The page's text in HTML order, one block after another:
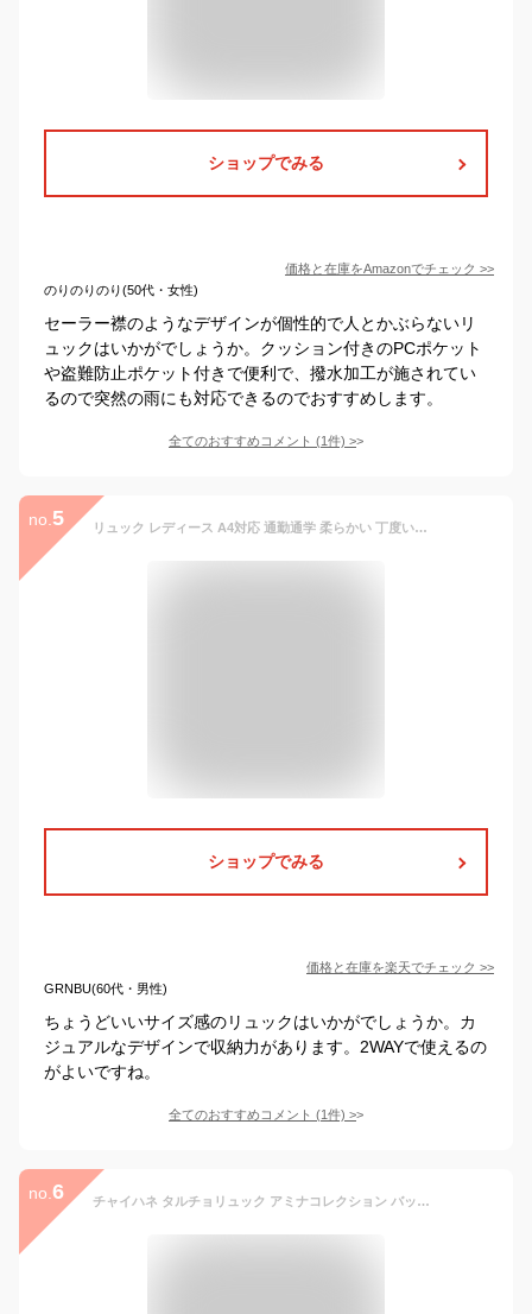
ショップでみる
価格と在庫をAmazonでチェック >>
のりのりのり(50代・女性)
セーラー襟のようなデザインが個性的で人とかぶらないリ
ュックはいかがでしょうか。クッション付きのPCポケット
や盗難防止ポケット付きで便利で、撥水加工が施されてい
るので突然の雨にも対応できるのでおすすめします。
全てのおすすめコメント (1件) >
no. 5 リュック レディース A4対応 通勤通学 柔らかい 丁度いいサイズ感 カジュアルトート型 リュックサック 収納力 おしゃれ italy バッグ グッシオイタリー イチオシ
ショップでみる
価格と在庫を楽天でチェック >>
GRNBU(60代・男性)
ちょうどいいサイズ感のリュックはいかがでしょうか。カ
ジュアルなデザインで収納力があります。2WAYで使えるの
がよいですね。
全てのおすすめコメント (1件) >
no. 6 チャイハネ タルチョリュック アミナコレクション バッグ リュック・バックパック ホワイト レッド イエロー ブルー グリーン【送料無料】